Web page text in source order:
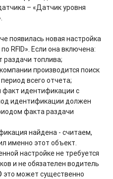
– «Датчик уровня
появилась новая настройка
RFID». Если она включена:
раздачи топлива;
производится поиск
всего отчета;
факт идентификации с
идентификации должен
факта раздачи
найдена - считаем,
именно этот объект.
настройке не требуется
и не обязателен водитель
это может существенно